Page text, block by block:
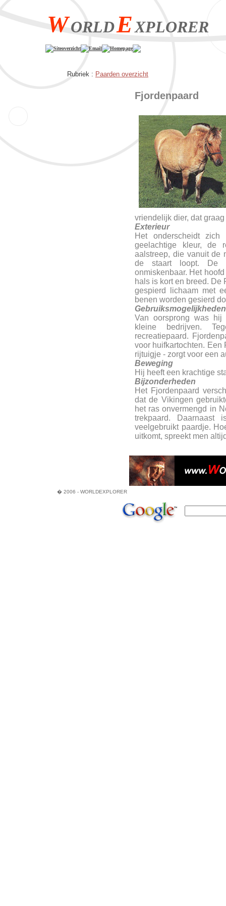
WORLDEXPLORER
Siteoverzicht Email Homepage
Rubriek : Paarden overzicht
Fjordenpaard
vriendelijk dier, dat graag
Exterieur
Het onderscheidt
geelachtige kleur, de
aalstreep, die vanuit de
de staart loopt. De
onmiskenbaar. Het
hals is kort en breed. De
gespierd lichaam met
benen worden gesierd
Gebruiksmogelijkheden
Van oorsprong was hij
kleine bedrijven.
recreatiepaard.
voor huifkartochten. Een
rijtuigje - zorgt voor een
Beweging
Hij heeft een krachtige
Bijzonderheden
Het Fjordenpaard
dat de Vikingen
het ras onvermengd in
trekpaard.
veelgebruikt paardje.
uitkomt, spreekt men
� 2006 - WORLDEXPLORER